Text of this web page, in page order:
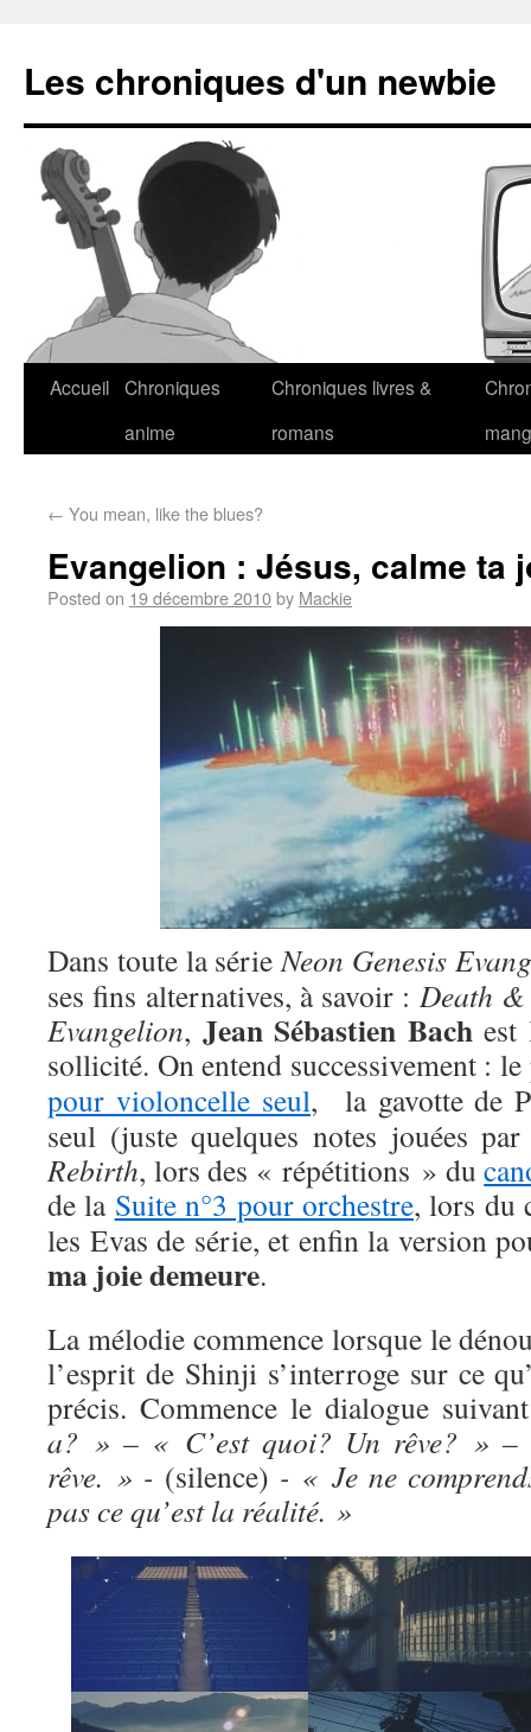
Les chroniques d'un newbie
Accueil Chroniques
anime
Chroniques livres &
romans
← You mean, like the blues?
Evangelion : Jésus, calme ta
Posted on 19 décembre 2010by Mackie
Dans toute la sérieNeon Genesis
ses fins alternatives, à savoir : Death
Evangelion, Jean Sébastien Bachest
sollicité. On entend successivement :
pour violoncelle seul, la gavotte de
seul (juste quelques notes jouées
Rebirth, lors des « répétitions » du
de la Suite n°3 pour orchestre, lors du
les Evas de série, et enfin la version
ma joie demeure.
La mélodie commence lorsque le
l’esprit de Shinji s’interroge sur ce
précis. Commence le dialogue
a? » – « C’est quoi? Un rêve? »
rêve. » - (silence) - « Je ne
pas ce qu’est la réalité. »